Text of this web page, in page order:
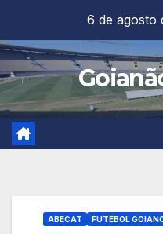
content
6 de agosto
ABECAT FUTEBOL